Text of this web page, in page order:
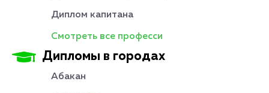
Диплом капитана
Смотреть все професси
Дипломы в городах
Абакан